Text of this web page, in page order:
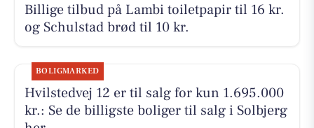
Billige tilbud på Lambi toiletpapir til 16 kr.
og Schulstad brød til 10 kr.
BOLIGMARKED
Hvilstedvej 12 er til salg for kun 1.695.000
kr.: Se de billigste boliger til salg i Solbjerg